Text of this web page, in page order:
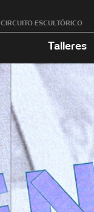
CIRCUITO ESCULTÓRICO
Talleres